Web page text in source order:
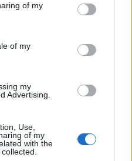
of my
of my
my
Advertising.
Use,
of my
with the
|Esim for Caribbean
|Esim for Spain